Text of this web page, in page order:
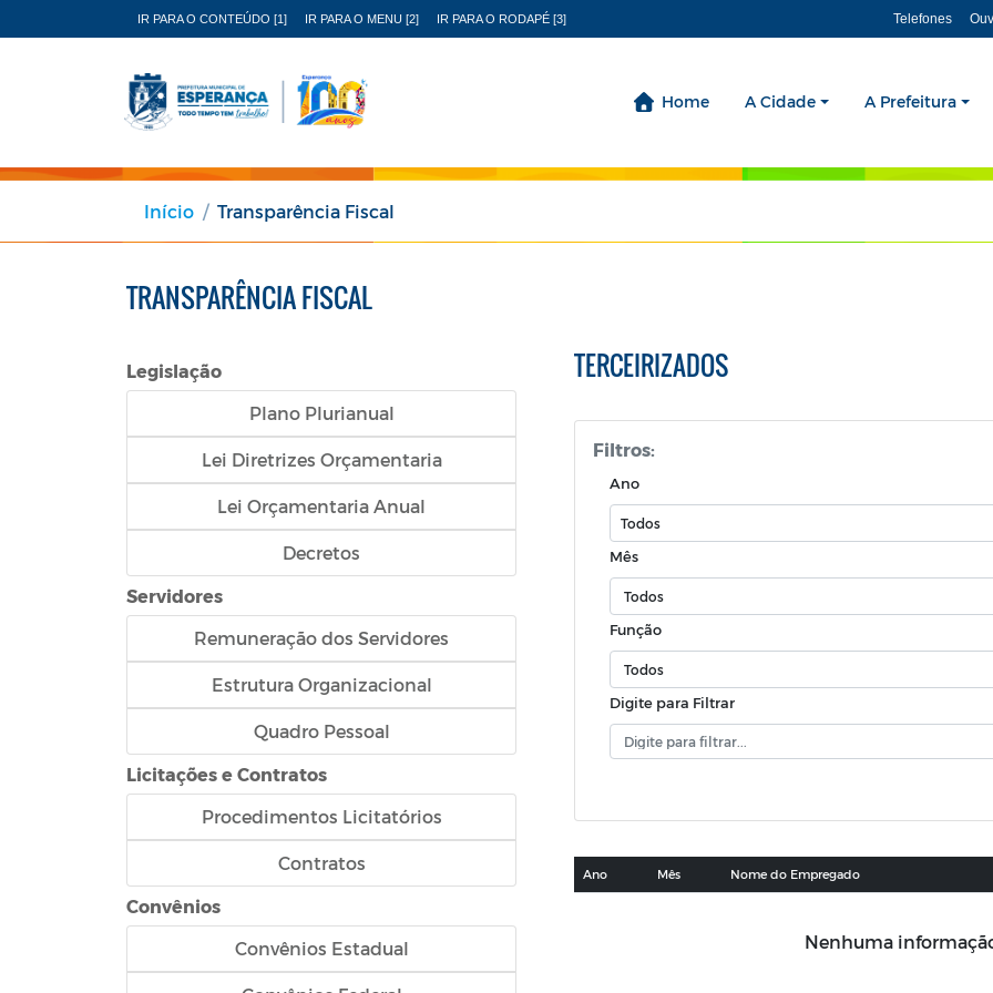
IR PARA O CONTEÚDO [1] IR PARA O MENU [2] IR PARA O RODAPÉ [3] Telefones
Home A Cidade A Prefeitura
Início Transparência Fiscal
TRANSPARÊNCIA FISCAL
Legislação
Plano Plurianual
Lei Diretrizes Orçamentaria
Lei Orçamentaria Anual
Decretos
Servidores
Remuneração dos Servidores
Estrutura Organizacional
Quadro Pessoal
Licitações e Contratos
Procedimentos Licitatórios
Contratos
Convênios
Convênios Estadual